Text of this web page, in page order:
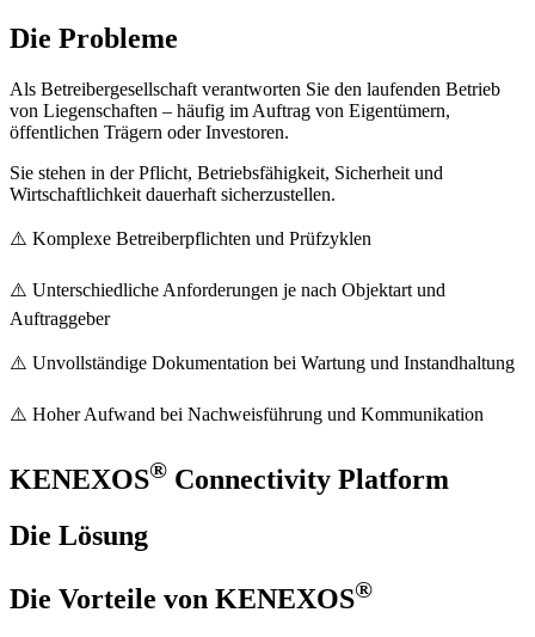
Die Probleme
Als Betreibergesellschaft verantworten Sie den laufenden Betrieb
von Liegenschaften – häufig im Auftrag von Eigentümern,
öffentlichen Trägern oder Investoren.
Sie stehen in der Pflicht, Betriebsfähigkeit, Sicherheit und
Wirtschaftlichkeit dauerhaft sicherzustellen.
⚠️ Komplexe Betreiberpflichten und Prüfzyklen
⚠️ Unterschiedliche Anforderungen je nach Objektart und
Auftraggeber
⚠️ Unvollständige Dokumentation bei Wartung und Instandhaltung
⚠️ Hoher Aufwand bei Nachweisführung und Kommunikation
KENEXOS® Connectivity Platform
Die Lösung
Die Vorteile von KENEXOS®